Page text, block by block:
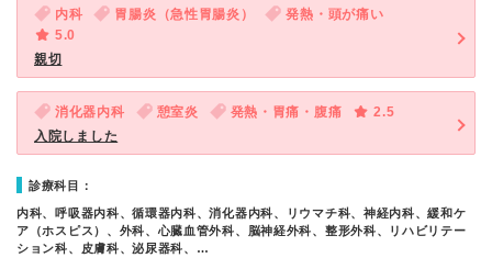
内科 胃腸炎（急性胃腸炎）
発熱・頭が痛い
5.0
親切
消化器内科 憩室炎 発熱・胃痛・腹痛
2.5
入院しました
診療科目：
内科、呼吸器内科、循環器内科、消化器内科、リウマチ科、神経内科、緩和ケ
ア（ホスピス）、外科、心臓血管外科、脳神経外科、整形外科、リハビリテー
ション科、皮膚科、泌尿器科、…